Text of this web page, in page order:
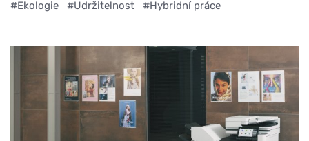
#Ekologie
#Udržitelnost #Hybridní práce